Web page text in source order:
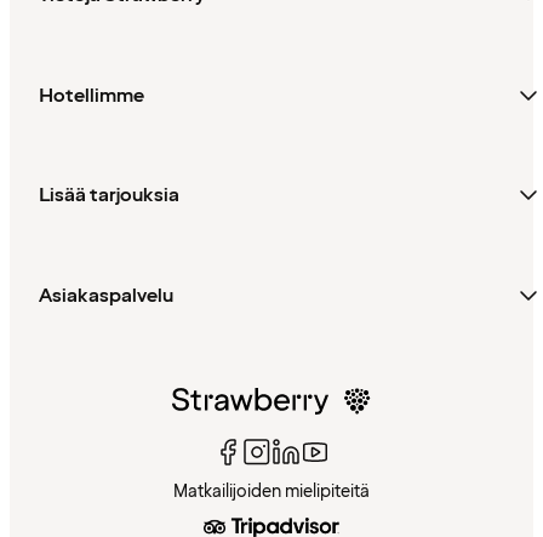
Hotellimme
Lisää tarjouksia
Asiakaspalvelu
Matkailijoiden mielipiteitä